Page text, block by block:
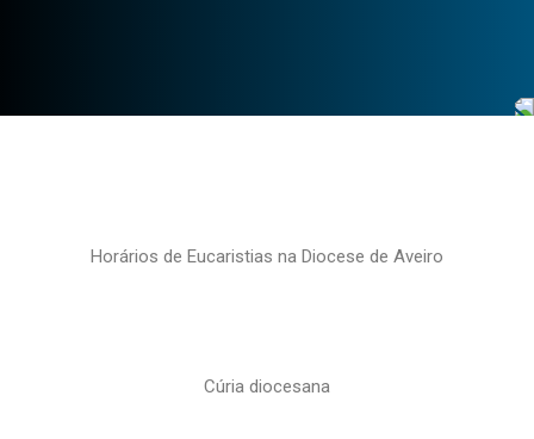
Horários de Eucaristias na Diocese de Aveiro
Cúria diocesana